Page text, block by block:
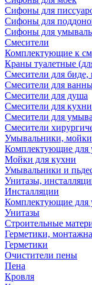
Сифоны для
Сифоны для
Сифоны для
Смесители
Комплектующие к
Краны туалетные
Смесители для биде,
Смесители для
Смесители для душа
Смесители для кухни
Смесители для
Смесители
Умывальники, мойки
Комплектующие для
Мойки для кухни
Умывальники и
Унитазы,
Инсталляции
Комплектующие для
Унитазы
Строительные
Герметики,
Герметики
Очистители пены
Пена
Кровля